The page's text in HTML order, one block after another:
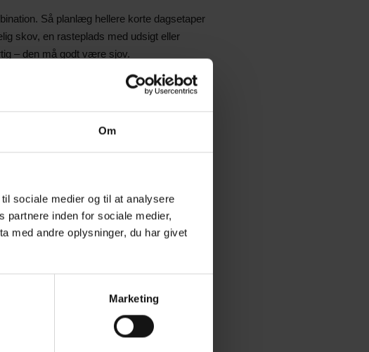
Om
sociale medier og til at analysere
partnere inden for sociale medier,
med andre oplysninger, du har givet
Marketing
Så planlæg hellere korte dagsetaper
skov, en rasteplads med udsigt eller
– den må godt være sjov.
fast i børnenes kendte rytme. Det giver
i en camper – her har man jo både
næste stop eller, lad dem finde en
finde en traktor, hoppe i vandpytter, løbe i
som noget fra en restaurant. Pasta,
Hav lidt snackposer klar til de små